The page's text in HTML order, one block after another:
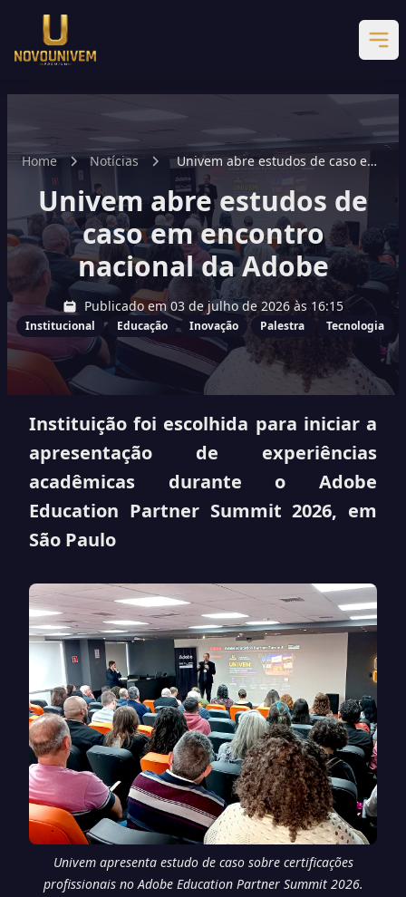
Home Notícias
Univem abre estudos de caso em
encontro nacional da Adobe
Univem abre estudos de
caso em encontro
nacional da Adobe
Publicado em 03 de julho de 2026 às 16:15
Institucional Educação Inovação Palestra Tecnologia
Instituição foi escolhida para iniciar a
apresentação de experiências
acadêmicas durante o Adobe
Education Partner Summit 2026, em
São Paulo
Univem apresenta estudo de caso sobre certificações
profissionais no Adobe Education Partner Summit 2026.